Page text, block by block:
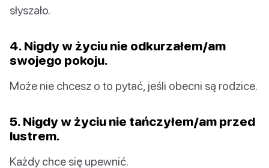
słyszało.
4. Nigdy w życiu nie odkurzałem/am
swojego pokoju.
Może nie chcesz o to pytać, jeśli obecni są rodzice.
5. Nigdy w życiu nie tańczyłem/am przed
lustrem.
Każdy chce się upewnić.